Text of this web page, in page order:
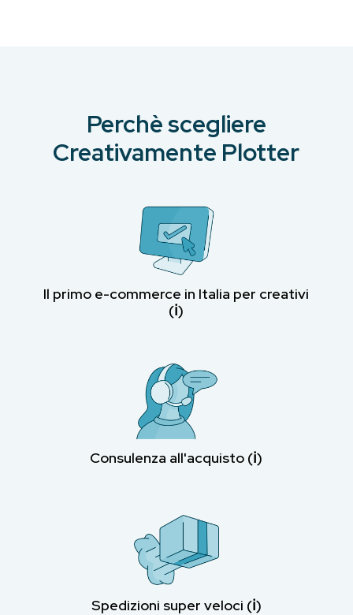
Perchè scegliere
Creativamente Plotter
Il primo e-commerce in Italia per creativi
(ℹ︎)
Consulenza all'acquisto (ℹ︎)
Spedizioni super veloci (ℹ︎)